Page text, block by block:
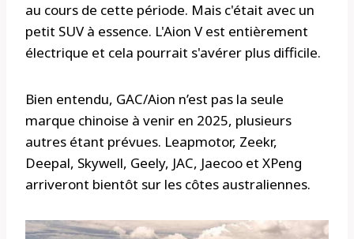
au cours de cette période. Mais c'était avec un
petit SUV à essence. L'Aion V est entièrement
électrique et cela pourrait s'avérer plus difficile.
Bien entendu, GAC/Aion n’est pas la seule
marque chinoise à venir en 2025, plusieurs
autres étant prévues. Leapmotor, Zeekr,
Deepal, Skywell, Geely, JAC, Jaecoo et XPeng
arriveront bientôt sur les côtes australiennes.